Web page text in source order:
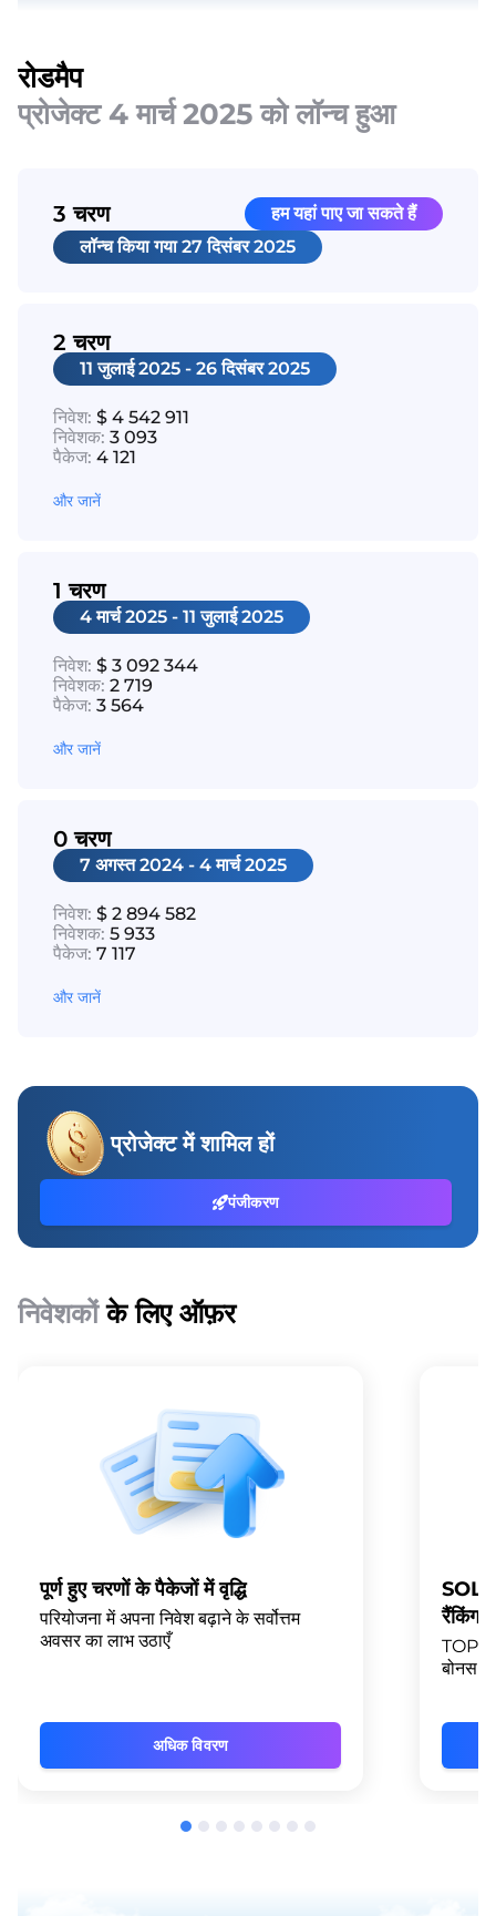
रोडमैप
प्रोजेक्ट 4 मार्च 2025 को लॉन्च हुआ
3 चरण
हम यहां पाए जा सकते हैं
लॉन्च किया गया 27 दिसंबर 2025
2 चरण
11 जुलाई 2025 - 26 दिसंबर 2025
निवेश: $ 4 542 911
निवेशक: 3 093
पैकेज: 4 121
और जानें
1 चरण
4 मार्च 2025 - 11 जुलाई 2025
निवेश: $ 3 092 344
निवेशक: 2 719
पैकेज: 3 564
और जानें
0 चरण
7 अगस्त 2024 - 4 मार्च 2025
निवेश: $ 2 894 582
निवेशक: 5 933
पैकेज: 7 117
और जानें
प्रोजेक्ट में शामिल हों
पंजीकरण
निवेशकोंके लिए ऑफ़र
पूर्ण हुए चरणों के पैकेजों में वृद्धि
परियोजना में अपना निवेश बढ़ाने के सर्वोत्तम
अवसर का लाभ उठाएँ
अधिक विवरण
रैंकिंग
TOP-
बोनस